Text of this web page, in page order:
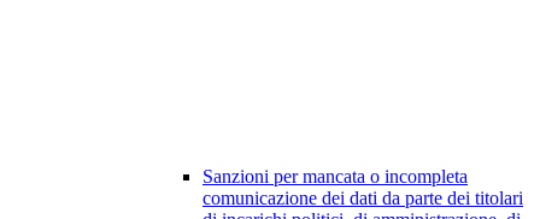
Sanzioni per mancata o incompleta
comunicazione dei dati da parte dei titolari